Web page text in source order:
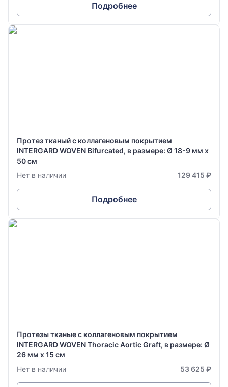
Подробнее
Протез тканый с коллагеновым покрытием
INTERGARD WOVEN Bifurcated, в размере: Ø 18-9 мм х
50 см
Нет в наличии
129 415 ₽
Подробнее
Протезы тканые с коллагеновым покрытием
INTERGARD WOVEN Thoracic Aortic Graft, в размере: Ø
26 мм х 15 см
Нет в наличии
53 625 ₽